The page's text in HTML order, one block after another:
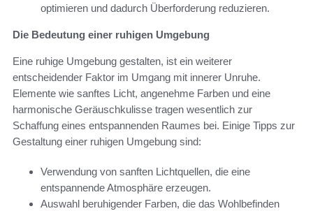
optimieren und dadurch Überforderung reduzieren.
Die Bedeutung einer ruhigen Umgebung
Eine ruhige Umgebung gestalten, ist ein weiterer
entscheidender Faktor im Umgang mit innerer Unruhe.
Elemente wie sanftes Licht, angenehme Farben und eine
harmonische Geräuschkulisse tragen wesentlich zur
Schaffung eines entspannenden Raumes bei. Einige Tipps zur
Gestaltung einer ruhigen Umgebung sind:
Verwendung von sanften Lichtquellen, die eine
entspannende Atmosphäre erzeugen.
Auswahl beruhigender Farben, die das Wohlbefinden